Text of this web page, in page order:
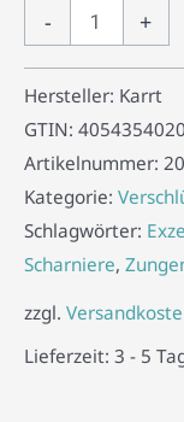
- +
Hersteller: Karrt
GTIN:
Artikelnummer:
Kategorie:
Schlagwörter:
Scharniere,
zzgl.
Lieferzeit: 3 - 5